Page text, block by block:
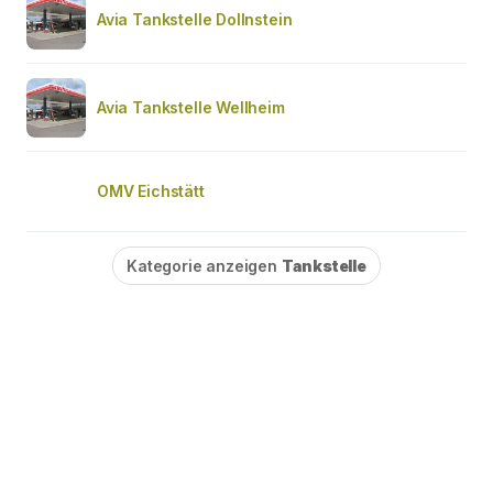
Avia Tankstelle Dollnstein
Avia Tankstelle Wellheim
OMV Eichstätt
Kategorie anzeigen Tankstelle